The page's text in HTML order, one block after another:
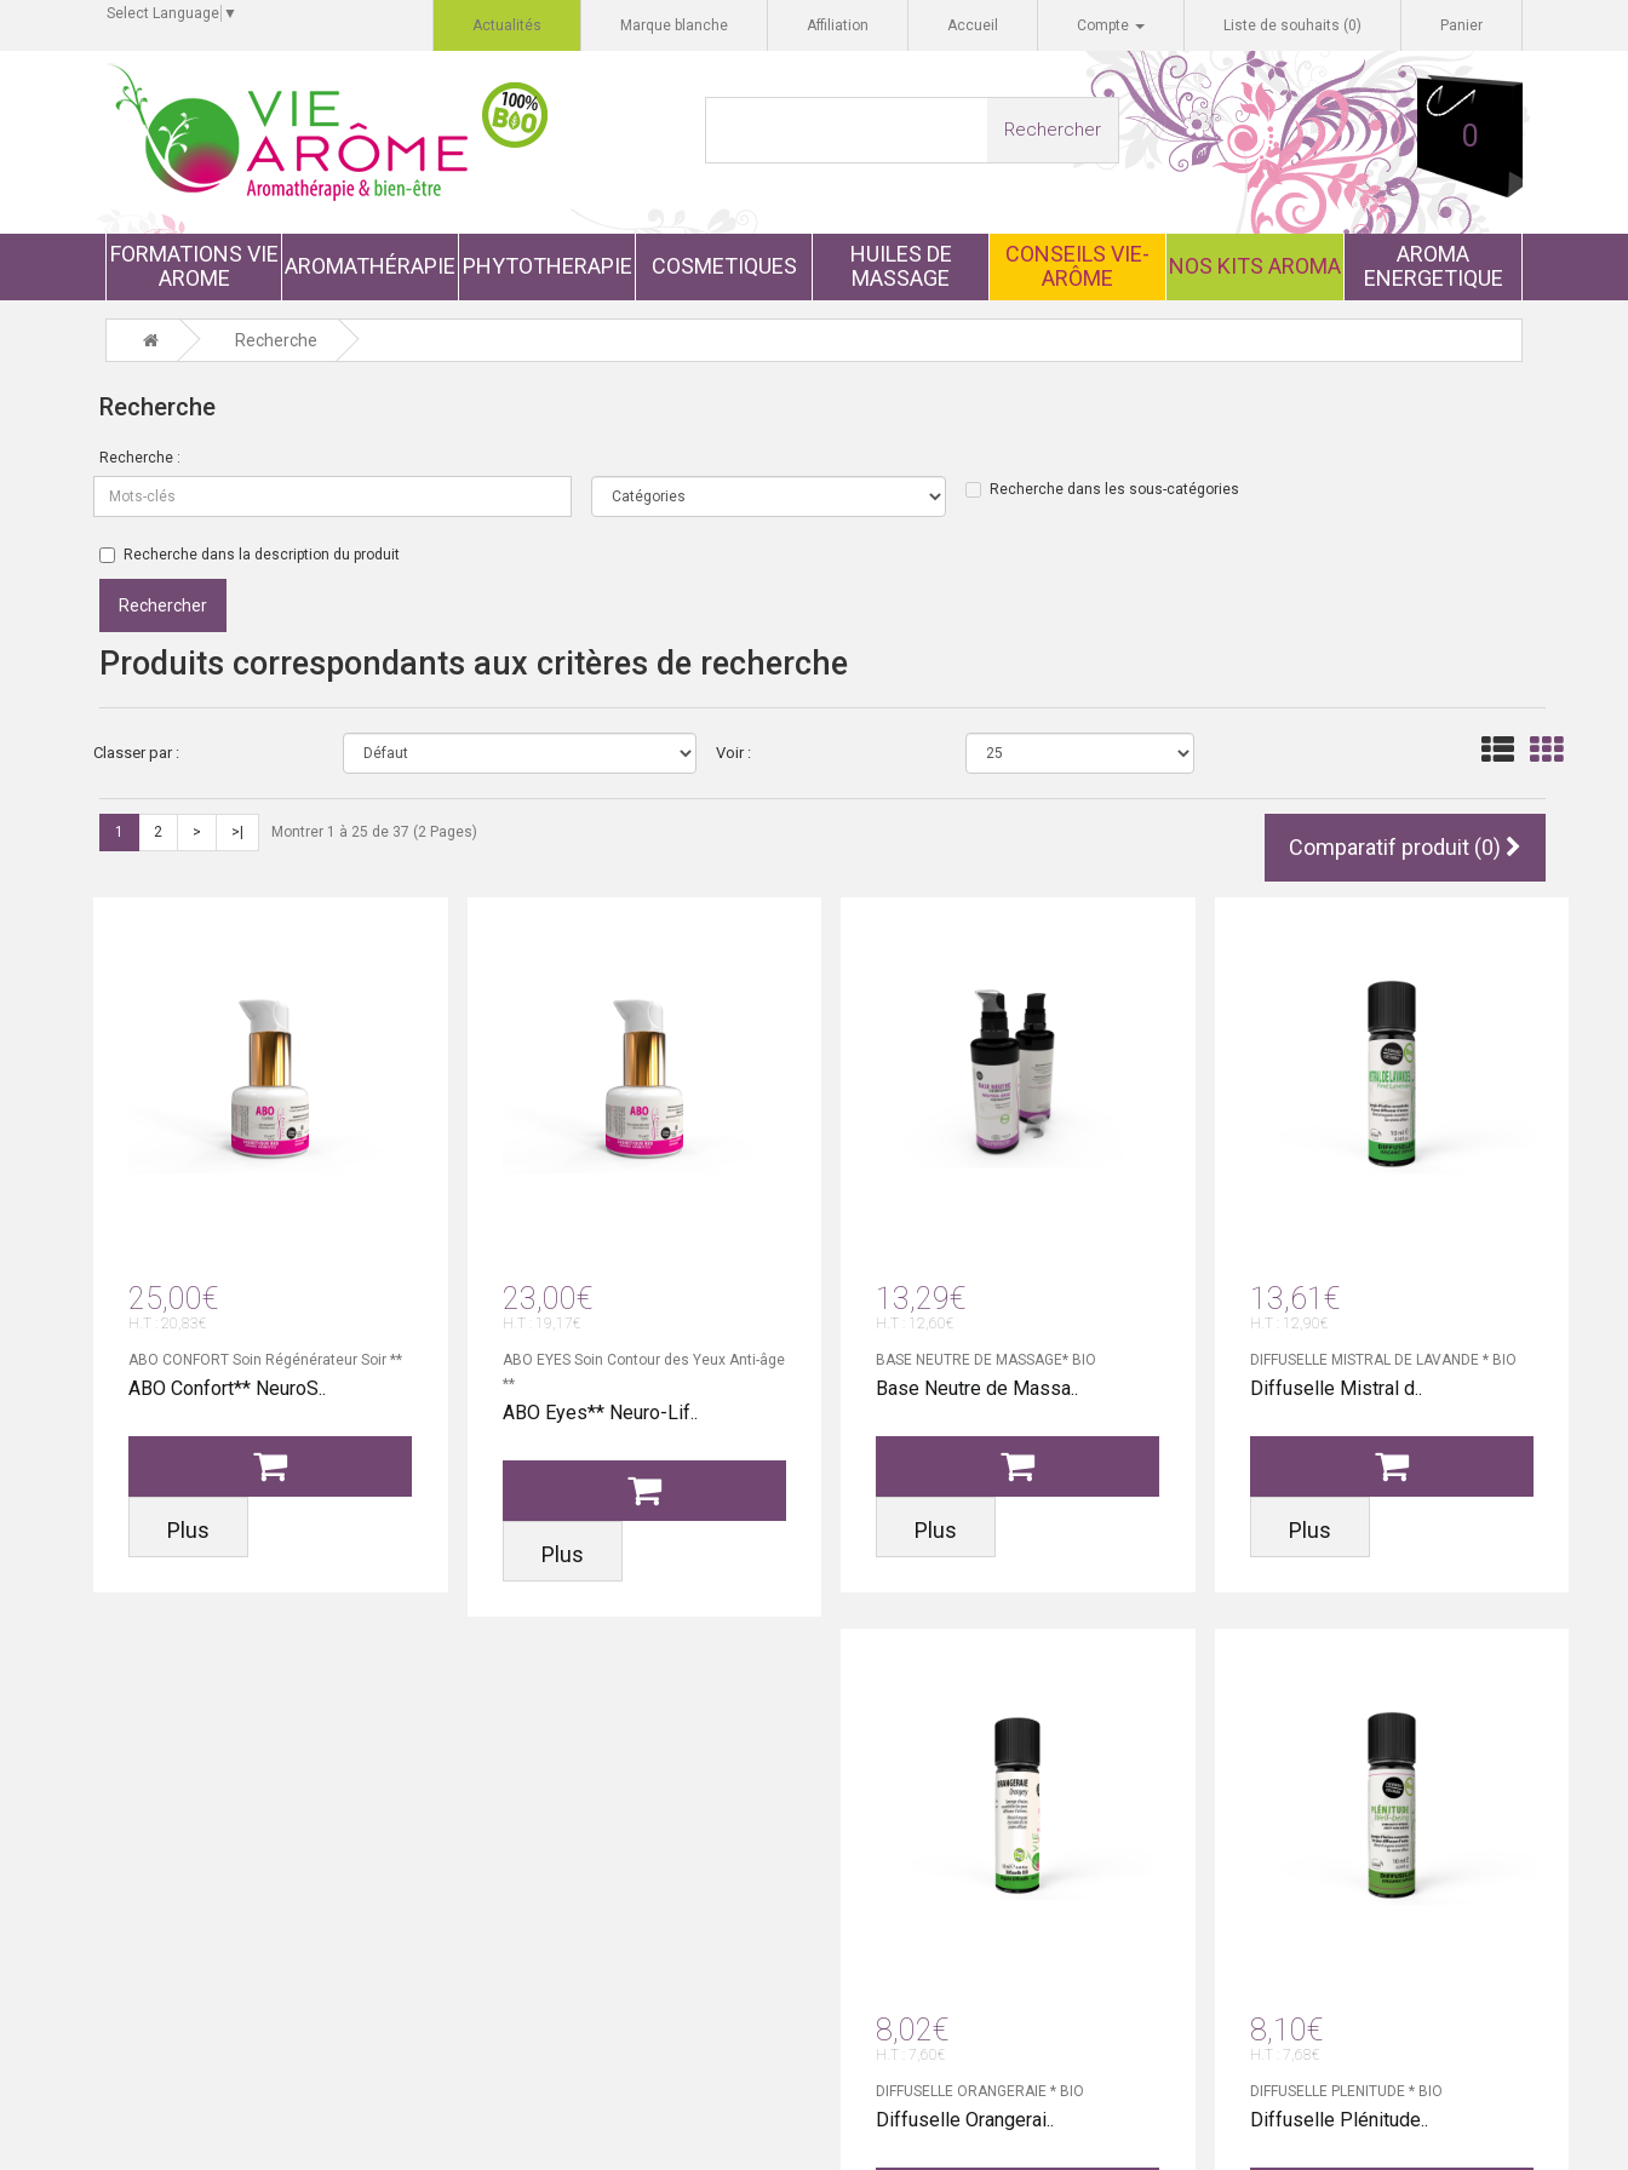
Select Language ▼
Actualités Marque blanche Affiliation Accueil Compte Liste de souhaits (0) Panier
0
Rechercher
FORMATIONS VIE
AROME
AROMATHÉRAPIE PHYTOTHERAPIE COSMETIQUES
HUILES DE
MASSAGE
CONSEILS VIE-
ARÔME
NOS KITS AROMA
AROMA
ENERGETIQUE
Recherche
Recherche
Recherche :
Recherche dans les sous-catégories
Recherche dans la description du produit
Produits correspondants aux critères de recherche
Classer par : Voir :
1 2 > >| Montrer 1 à 25 de 37 (2 Pages)
Comparatif produit (0)
25,00€
H.T : 20,83€
ABO CONFORT Soin Régénérateur Soir **
ABO Confort** NeuroS..
Plus
23,00€
H.T : 19,17€
ABO EYES Soin Contour des Yeux Anti-âge
**
ABO Eyes** Neuro-Lif..
Plus
13,29€
H.T : 12,60€
BASE NEUTRE DE MASSAGE* BIO
Base Neutre de Massa..
Plus
13,61€
H.T : 12,90€
DIFFUSELLE MISTRAL DE LAVANDE * BIO
Diffuselle Mistral d..
Plus
8,02€
H.T : 7,60€
DIFFUSELLE ORANGERAIE * BIO
Diffuselle Orangerai..
8,10€
H.T : 7,68€
DIFFUSELLE PLENITUDE * BIO
Diffuselle Plénitude..